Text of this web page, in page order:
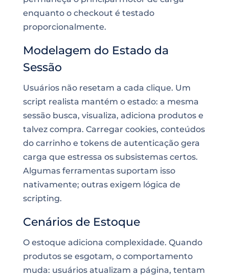
enquanto o checkout é testado
proporcionalmente.
Modelagem do Estado da
Sessão
Usuários não resetam a cada clique. Um
script realista mantém o estado: a mesma
sessão busca, visualiza, adiciona produtos e
talvez compra. Carregar cookies, conteúdos
do carrinho e tokens de autenticação gera
carga que estressa os subsistemas certos.
Algumas ferramentas suportam isso
nativamente; outras exigem lógica de
scripting.
Cenários de Estoque
O estoque adiciona complexidade. Quando
produtos se esgotam, o comportamento
muda: usuários atualizam a página, tentam